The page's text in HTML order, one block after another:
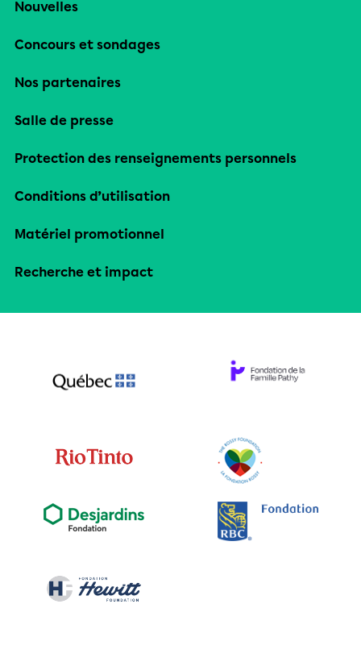
Nouvelles
Concours et sondages
Nos partenaires
Salle de presse
Protection des renseignements personnels
Conditions d’utilisation
Matériel promotionnel
Recherche et impact